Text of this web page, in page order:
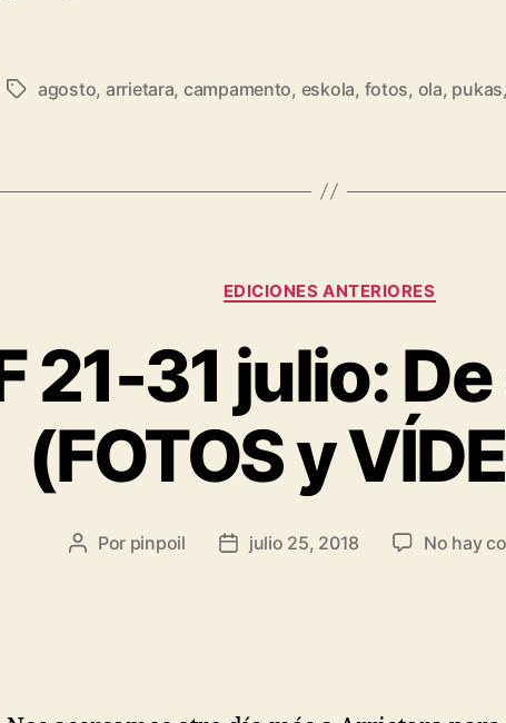
agosto, arrietara, campamento, eskola, fotos, ola, pukas,
EDICIONES ANTERIORES
21-31 julio:
(FOTOS y
Por pinpoil julio 25, 2018 No hay